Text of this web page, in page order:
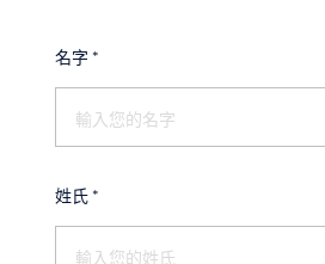
名字 *
姓氏 *